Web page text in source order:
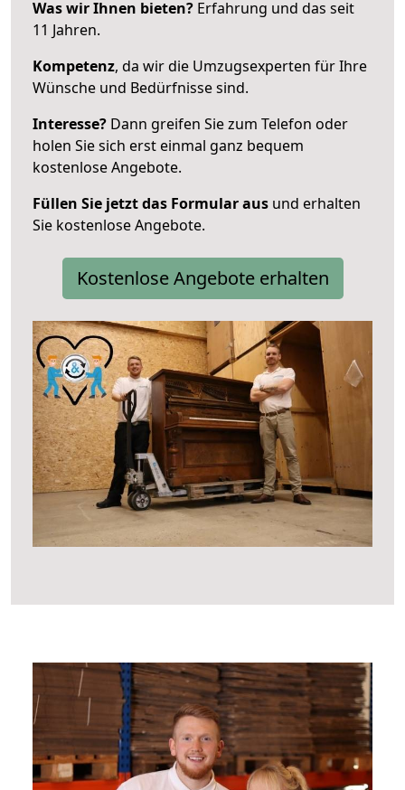
Was wir Ihnen bieten? Erfahrung und das seit
11 Jahren.
Kompetenz, da wir die Umzugsexperten für Ihre
Wünsche und Bedürfnisse sind.
Interesse? Dann greifen Sie zum Telefon oder
holen Sie sich erst einmal ganz bequem
kostenlose Angebote.
Füllen Sie jetzt das Formular aus und erhalten
Sie kostenlose Angebote.
Kostenlose Angebote erhalten